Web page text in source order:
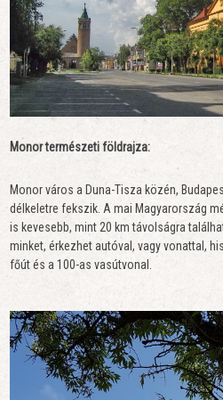
Monor természeti földrajza:
Monor város a Duna-Tisza közén,
délkeletre fekszik. A mai Magyarország
is kevesebb, mint 20 km távolságra
minket, érkezhet autóval, vagy vonattal,
főút és a 100-as vasútvonal.